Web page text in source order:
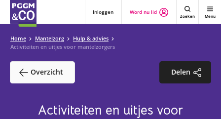
Inloggen Word nu lid
Zoeken Menu
Home Mantelzorg
Hulp & advies
Activiteiten en uitjes voor mantelzorgers
Activiteiten en uitjes voor
Overzicht Delen